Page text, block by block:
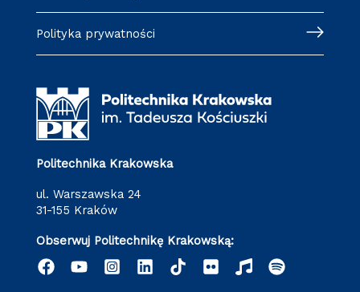
Polityka prywatności
Politechnika Krakowska
ul. Warszawska 24
31-155 Kraków
Obserwuj Politechnikę Krakowską: